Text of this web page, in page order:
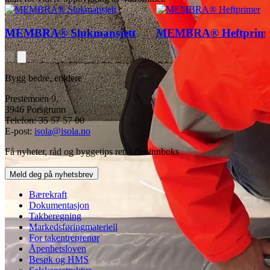
MEMBRA® Slukmansjett MEMBRA®
Bygg bedre, enklere
Prestemoen 9,
3946 Porsgrunn
Telefon: 35 57 57 00
E-post: isola@isola.no
Få nyheter, råd og byggetips rett i din innboks
Meld deg på nyhetsbrev
Bærekraft
Dokumentasjon
Takberegning
Markedsføringmateriell
For takentreprenør
Åpenhetsloven
Besøk og HMS